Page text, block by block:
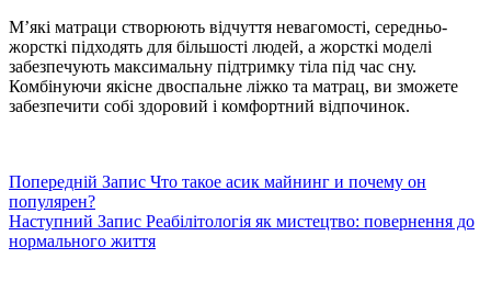
М’які матраци створюють відчуття невагомості, середньо-
жорсткі підходять для більшості людей, а жорсткі моделі
забезпечують максимальну підтримку тіла під час сну.
Комбінуючи якісне двоспальне ліжко та матрац, ви зможете
забезпечити собі здоровий і комфортний відпочинок.
Попередній Запис Что такое асик майнинг и почему он
популярен?
Наступний Запис Реабілітологія як мистецтво: повернення до
нормального життя